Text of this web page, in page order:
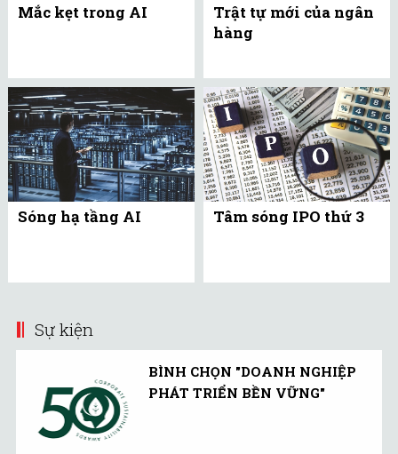
Mắc kẹt trong AI
Trật tự mới của ngân
hàng
Sóng hạ tầng AI Tâm sóng IPO thứ 3
Sự kiện
BÌNH CHỌN "DOANH NGHIỆP
PHÁT TRIỂN BỀN VỮNG"